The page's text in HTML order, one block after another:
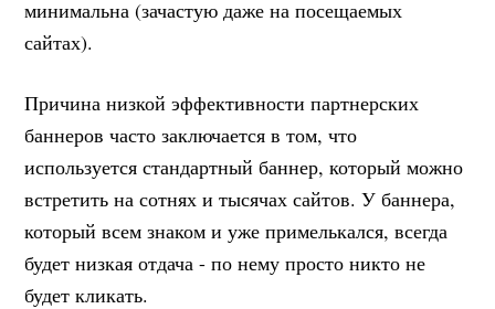
минимальна (зачастую даже на посещаемых
сайтах).
Причина низкой эффективности партнерских
баннеров часто заключается в том, что
используется стандартный баннер, который можно
встретить на сотнях и тысячах сайтов. У баннера,
который всем знаком и уже примелькался, всегда
будет низкая отдача - по нему просто никто не
будет кликать.